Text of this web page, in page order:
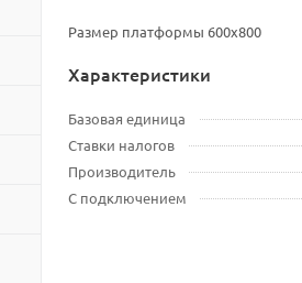
Размер платформы 600х800
Характеристики
Базовая единица
Ставки налогов
Производитель
С подключением